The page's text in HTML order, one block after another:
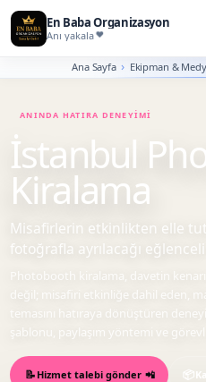
En Baba Organizasyon
Anı yakala
Ana Sayfa Ekipman &
İstanbul
Kiralama
Misafirlerin etkinlikten elle
fotoğrafla ayrılacağı
Photobooth kiralama, davetin
değil; misafiri etkinliğe dahil eden,
temasını hatıraya dönüştüren
şablonu, paylaşım yöntemi ve
Hizmet talebi gönder